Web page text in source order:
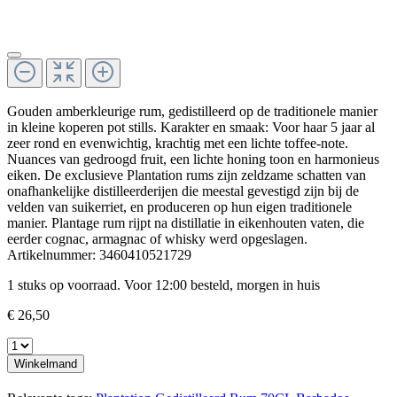
Gouden amberkleurige rum, gedistilleerd op de traditionele manier
in kleine koperen pot stills. Karakter en smaak: Voor haar 5 jaar al
zeer rond en evenwichtig, krachtig met een lichte toffee-note.
Nuances van gedroogd fruit, een lichte honing toon en harmonieus
eiken. De exclusieve Plantation rums zijn zeldzame schatten van
onafhankelijke distilleerderijen die meestal gevestigd zijn bij de
velden van suikerriet, en produceren op hun eigen traditionele
manier. Plantage rum rijpt na distillatie in eikenhouten vaten, die
eerder cognac, armagnac of whisky werd opgeslagen.
Artikelnummer: 3460410521729
1 stuks op voorraad. Voor 12:00 besteld, morgen in huis
€ 26,50
Winkelmand